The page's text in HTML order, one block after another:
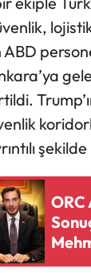
ABD
ORC